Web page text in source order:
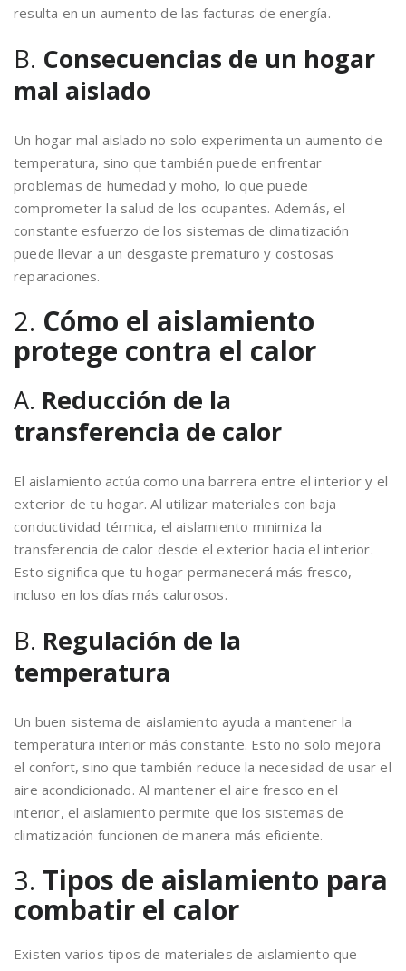
resulta en un aumento de las facturas de energía.
B. Consecuencias de un hogar
mal aislado
Un hogar mal aislado no solo experimenta un aumento de
temperatura, sino que también puede enfrentar
problemas de humedad y moho, lo que puede
comprometer la salud de los ocupantes. Además, el
constante esfuerzo de los sistemas de climatización
puede llevar a un desgaste prematuro y costosas
reparaciones.
2. Cómo el aislamiento
protege contra el calor
A. Reducción de la
transferencia de calor
El aislamiento actúa como una barrera entre el interior y el
exterior de tu hogar. Al utilizar materiales con baja
conductividad térmica, el aislamiento minimiza la
transferencia de calor desde el exterior hacia el interior.
Esto significa que tu hogar permanecerá más fresco,
incluso en los días más calurosos.
B. Regulación de la
temperatura
Un buen sistema de aislamiento ayuda a mantener la
temperatura interior más constante. Esto no solo mejora
el confort, sino que también reduce la necesidad de usar el
aire acondicionado. Al mantener el aire fresco en el
interior, el aislamiento permite que los sistemas de
climatización funcionen de manera más eficiente.
3. Tipos de aislamiento para
combatir el calor
Existen varios tipos de materiales de aislamiento que